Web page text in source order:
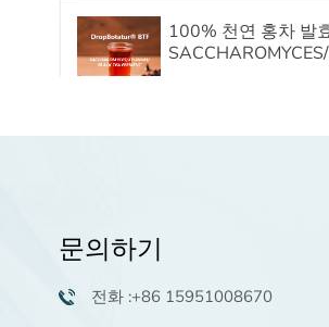
100% 천연 홍차 발
팔미토일펜타펩타이
드-4 생리활성 펩타이
문의하기
전화 :+86 15951008670